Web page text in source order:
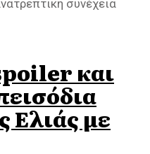
συνέχεια
και
Ελιάς με